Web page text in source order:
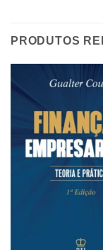
PRODUTOS